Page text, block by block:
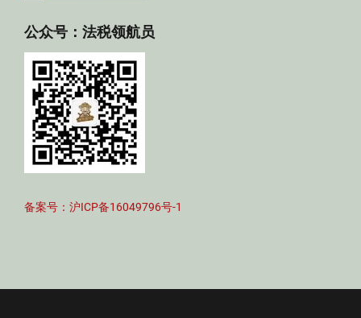
公众号：法税领航员
备案号：沪ICP备16049796号-1